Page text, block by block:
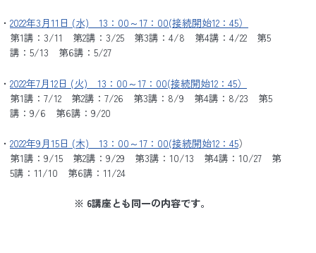
2022年3月11日 (水) 13：00～17：00(接続開始12：45）
第1講：3/11 第2講：3/25 第3講：4/8 第4講：4/22 第5
講：5/13 第6講：5/27
2022年7月12日 (火) 13：00～17：00(接続開始12：45）
第1講：7/12 第2講：7/26 第3講：8/9 第4講：8/23 第5
講：9/6 第6講：9/20
2022年9月15日 (木) 13：00～17：00(接続開始12：45）
第1講：9/15 第2講：9/29 第3講：10/13 第4講：10/27 第
5講：11/10 第6講：11/24
※ 6講座とも同一の内容です。